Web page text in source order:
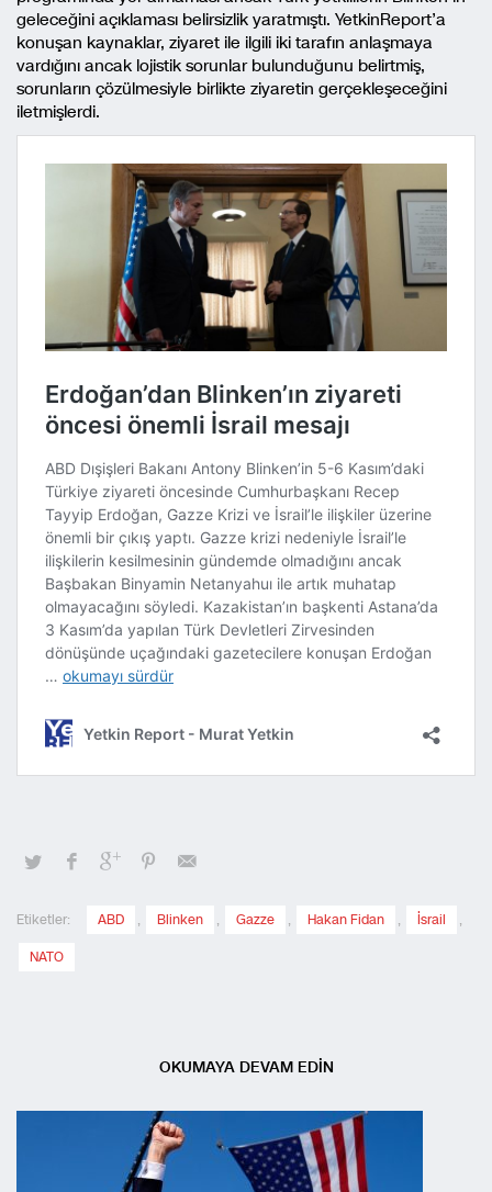
geleceğini açıklaması belirsizlik yaratmıştı. YetkinReport’a
konuşan kaynaklar, ziyaret ile ilgili iki tarafın anlaşmaya
vardığını ancak lojistik sorunlar bulunduğunu belirtmiş,
sorunların çözülmesiyle birlikte ziyaretin gerçekleşeceğini
iletmişlerdi.
Etiketler: ABD , Blinken , Gazze , Hakan Fidan , İsrail ,
NATO
OKUMAYA DEVAM EDİN